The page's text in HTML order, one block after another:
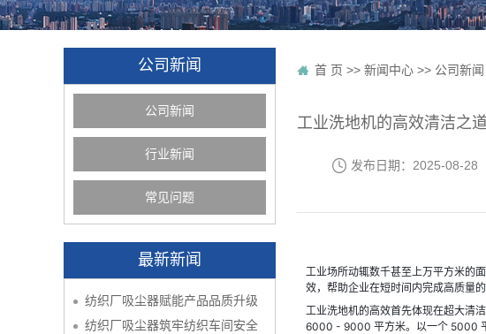
公司新闻
公司新闻
行业新闻
常见问题
最新新闻
纺织厂吸尘器赋能产品品质升级
纺织厂吸尘器筑牢纺织车间安全
首 页 >> 新闻中心 >> 公司新闻
工业洗地机的高效清洁之道
发布日期： 2025-08-28
工业场所动辄数千甚至上万平方米的
效，帮助企业在短时间内完成高质量
工业洗地机的高效首先体现在超大清
6000 - 9000 平方米。以一个 5000